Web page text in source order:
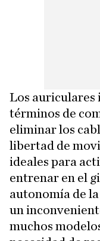
Los auriculares
términos de
eliminar los
libertad de
ideales para
entrenar en el
autonomía de
un
muchos